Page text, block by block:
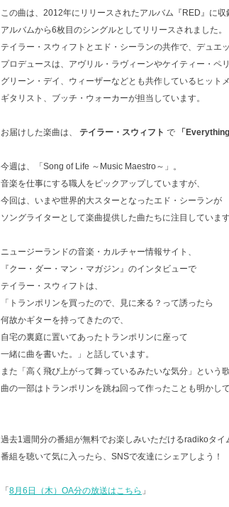
この曲は、2012年にリリースされたアルバム『RED』に収
アルバムから6枚目のシングルとしてリリースされました。
テイラー・スウィフトとエド・シーランの共作で、デュエッ
プロデュースは、アヴリル・ラヴィーンやケイティー・ペリ
グリーン・デイ、ウィーザーなどとも共作しているヒット
ギタリスト、ブッチ・ウォーカーが担当しています。
お届けした楽曲は、 テイラー・スウィフト で 「
今週は、「Song of Life ～Music Maestro～」。
音楽を仕事にする職人をピックアップしていますが、
今回は、いまや世界的大スターとなったエド・シーランが
ソングライターとして楽曲提供した曲たちに注目しています
ニュージーランドの音楽・カルチャー情報サイト、
『クー・ダー・マン・マガジン』のインタビューで
テイラー・スウィフトは、
「トランポリンを買ったので、見に来る？って誘ったら
何故かギターを持ってきたので、
自宅の裏庭に置いてあったトランポリンに座って
一緒に曲を書いた。」と話しています。
また「高く飛び上がって舞っているみたいな気分」という歌
曲の一部はトランポリンを跳ね回って作ったことも明かして
過去1週間分の番組が無料でお楽しみいただけるradikoタイ
番組を聴いて気に入ったら、SNSで友達にシェアしよう！
「 8月6日（木）OA分の放送はこちら 」